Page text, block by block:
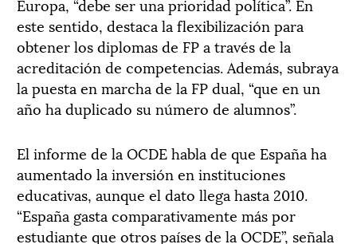
este sentido, destaca la flexibilización para
obtener los diplomas de FP a través de la
acreditación de competencias. Además, subraya
la puesta en marcha de la FP dual, “que en un
año ha duplicado su número de alumnos”.
El informe de la OCDE habla de que España ha
aumentado la inversión en instituciones
educativas, aunque el dato llega hasta 2010.
“España gasta comparativamente más por
estudiante que otros países de la OCDE”, señala